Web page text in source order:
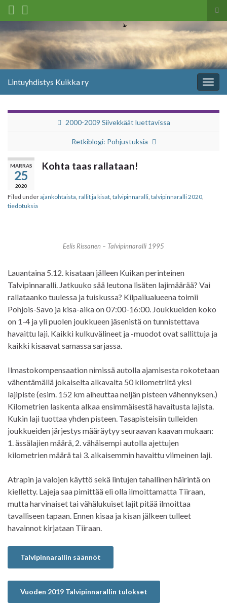
Search for:
Lintuyhdistys Kuikka ry
2000-2009 Siivekkäät luettavissa
Retkiblogi: Pohjustuksia
MARRAS
25
2020
Kohta taas rallataan!
Filed underajankohtaista rallit ja kisat talvipinnaralli talvipinnaralli 2020
tiedotuksia
Eelis Rissanen – Talvipinnaralli 1995
Lauantaina 5.12. kisataan jälleen Kuikan perinteinen
Talvipinnaralli. Jatkuuko sää leutona lisäten lajimäärää? Vai
rallataanko tuulessa ja tuiskussa? Kilpailualueena toimii
Pohjois-Savo ja kisa-aika on 07:00-16:00. Joukkueiden koko
on 1-4 ja yli puolen joukkueen jäsenistä on tunnistettava
havaittu laji. Kaikki kulkuvälineet ja -muodot ovat sallittuja ja
kaikki kisaavat samassa sarjassa.
Ilmastokompensaation nimissä autolla ajamisesta rokotetaan
vähentämällä jokaiselta alkavalta 50 kilometriltä yksi
lajipiste (esim. 152 km aiheuttaa neljän pisteen vähennyksen.)
Kilometrien laskenta alkaa ensimmäisestä havaitusta lajista.
Kukin laji tuottaa yhden pisteen. Tasapisteisiin tulleiden
joukkueiden järjestys määräytyy seuraavan kaavan mukaan:
1. ässälajien määrä, 2. vähäisempi autolla ajettujen
kilometrien määrä tai 3. aikaisemmin havaittu viimeinen laji.
Atrapin ja valojen käyttö sekä lintujen tahallinen häirintä on
kielletty. Lajeja saa pimittää eli olla ilmoittamatta Tiiraan,
mutta harvinaiset tai vähälukuiset lajit pitää ilmoittaa
tavalliseen tapaan. Ennen kisaa ja kisan jälkeen tulleet
havainnot kirjataan Tiiraan.
Talvipinnarallin säännöt
Vuoden 2019 Talvipinnarallin tulokset